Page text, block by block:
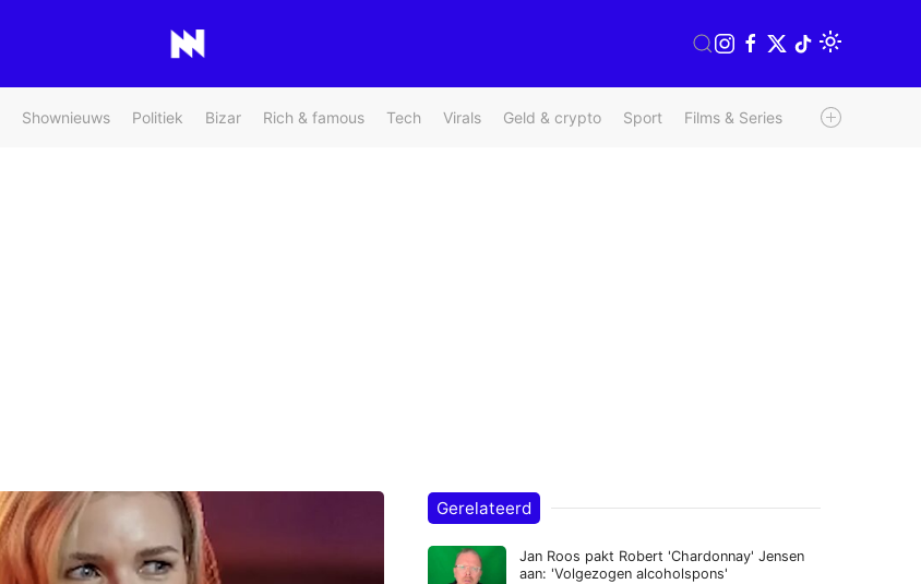
Shownieuws Politiek Bizar Rich & famous Tech Virals Geld & crypto Sport Films & Series Radio & TV
Gerelateerd
Jan Roos pakt Robert 'Chardonnay' Jensen
aan: 'Volgezogen alcoholspons'